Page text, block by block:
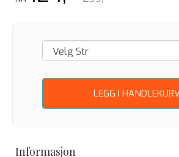
LEGG I
Informasjon